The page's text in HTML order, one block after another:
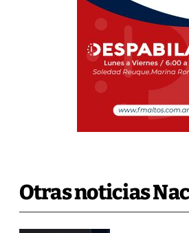
Otras noticias